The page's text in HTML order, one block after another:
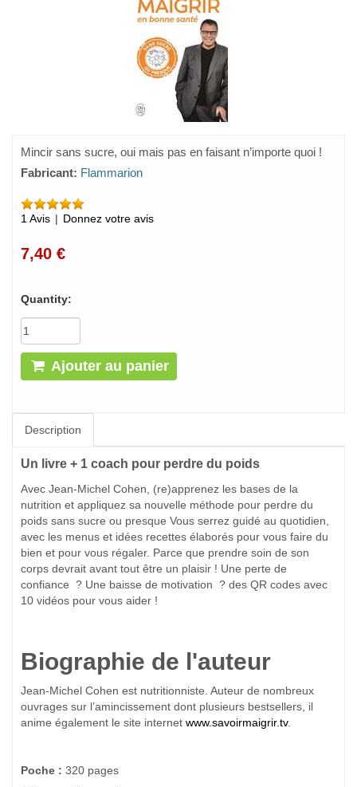
Mincir sans sucre, oui mais pas en faisant n’importe quoi !
Fabricant: Flammarion
1 Avis | Donnez votre avis
7,40 €
Quantity:
Ajouter au panier
Description
Un livre + 1 coach pour perdre du poids
Avec Jean-Michel Cohen, (re)apprenez les bases de la
nutrition et appliquez sa nouvelle méthode pour perdre du
poids sans sucre ou presque Vous serrez guidé au quotidien,
avec les menus et idées recettes élaborés pour vous faire du
bien et pour vous régaler. Parce que prendre soin de son
corps devrait avant tout être un plaisir ! Une perte de
confiance ? Une baisse de motivation ? des QR codes avec
10 vidéos pour vous aider !
Biographie de l'auteur
Jean-Michel Cohen est nutritionniste. Auteur de nombreux
ouvrages sur l’amincissement dont plusieurs bestsellers, il
anime également le site internet www.savoirmaigrir.tv.
Poche : 320 pages